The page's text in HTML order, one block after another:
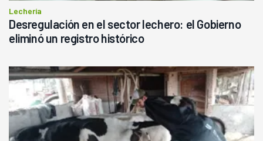
Lechería
Desregulación en el sector lechero: el Gobierno
eliminó un registro histórico